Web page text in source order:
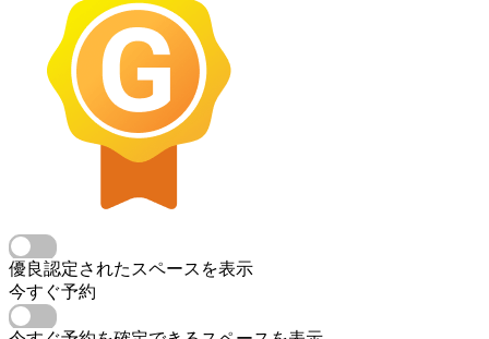
優良認定されたスペースを表示
今すぐ予約